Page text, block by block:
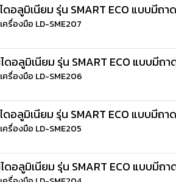
อลูมิเนียม รุ่น SMART ECO แบบมีถ
ครื่องมือ LD-SME207
อลูมิเนียม รุ่น SMART ECO แบบมีถ
ครื่องมือ LD-SME206
อลูมิเนียม รุ่น SMART ECO แบบมีถ
ครื่องมือ LD-SME205
อลูมิเนียม รุ่น SMART ECO แบบมีถ